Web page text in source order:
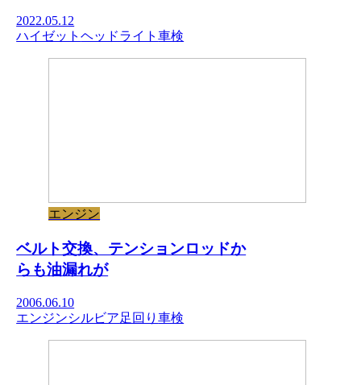
2022.05.12
ハイゼットヘッドライト車検
エンジン
ベルト交換、テンションロッドか
らも油漏れが
2006.06.10
エンジンシルビア足回り車検